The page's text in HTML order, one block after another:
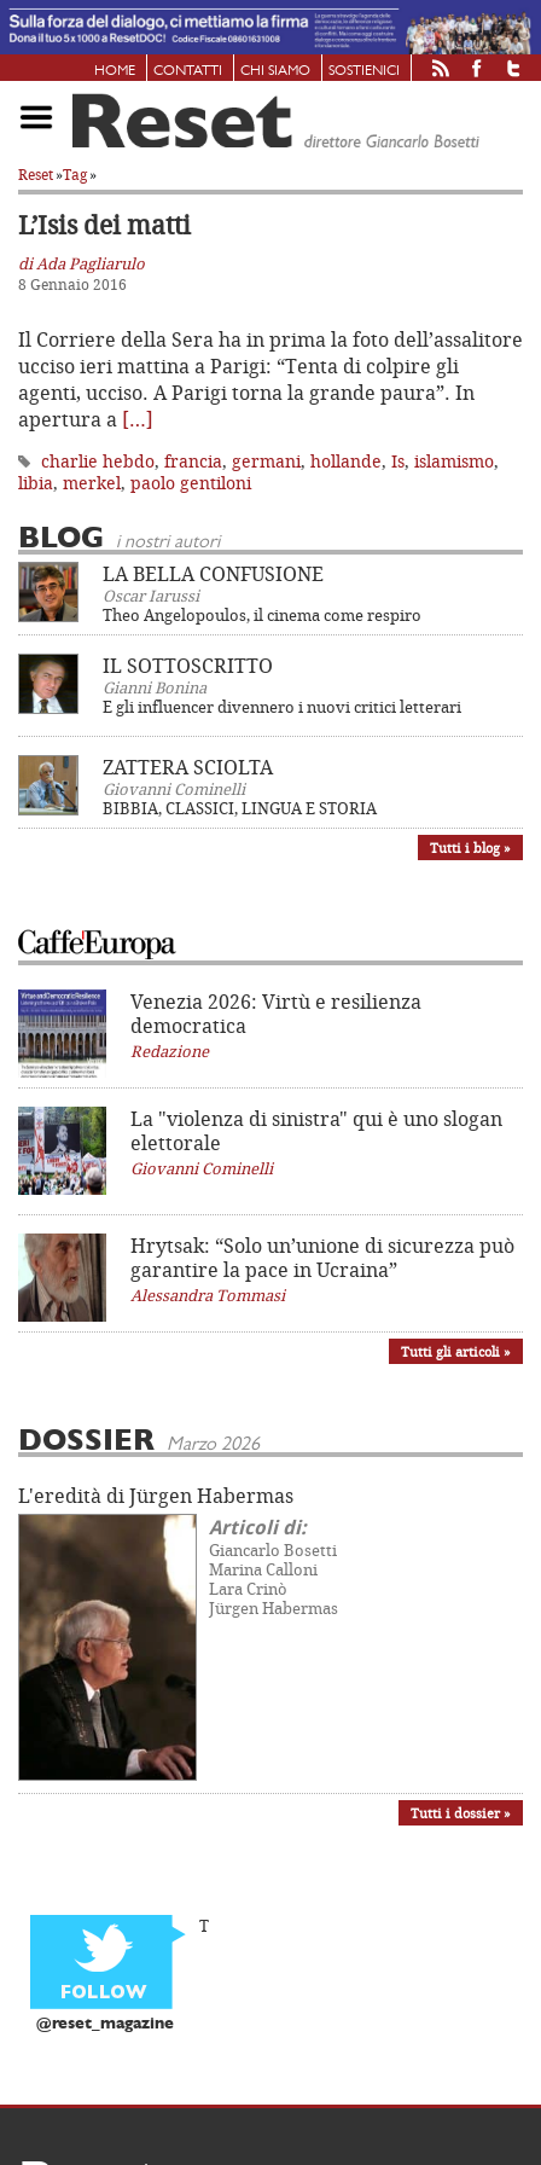
HOME CONTATTI CHI SIAMO SOSTIENICI
Reset»Tag»
L’Isis dei matti
di Ada Pagliarulo
8 Gennaio 2016
Il Corriere della Sera ha in prima la foto dell’assalitore
ucciso ieri mattina a Parigi: “Tenta di colpire gli
agenti, ucciso. A Parigi torna la grande paura”. In
apertura a […]
charlie hebdo, francia, germani, hollande, Is, islamismo,
libia, merkel, paolo gentiloni
BLOG i nostri autori
LA BELLA CONFUSIONE
Oscar Iarussi
Theo Angelopoulos, il cinema come respiro
IL SOTTOSCRITTO
Gianni Bonina
E gli influencer divennero i nuovi critici letterari
ZATTERA SCIOLTA
Giovanni Cominelli
BIBBIA, CLASSICI, LINGUA E STORIA
Tutti i blog »
Venezia 2026: Virtù e resilienza
democratica
Redazione
La "violenza di sinistra" qui è uno slogan
elettorale
Giovanni Cominelli
Hrytsak: “Solo un’unione di sicurezza può
garantire la pace in Ucraina”
Alessandra Tommasi
Tutti gli articoli »
DOSSIER Marzo 2026
L'eredità di Jürgen Habermas
Articoli di:
Giancarlo Bosetti
Marina Calloni
Lara Crinò
Jürgen Habermas
Tutti i dossier »
@reset_magazine
T